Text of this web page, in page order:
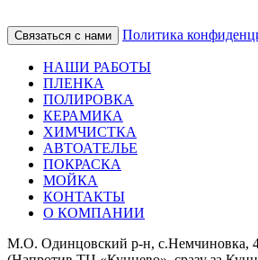
Связаться с нами Политика
НАШИ РАБОТЫ
ПЛЕНКА
ПОЛИРОВКА
КЕРАМИКА
ХИМЧИСТКА
АВТОАТЕЛЬЕ
ПОКРАСКА
МОЙКА
КОНТАКТЫ
О КОМПАНИИ
М.О. Одинцовский р-н, с.Немчиновка,